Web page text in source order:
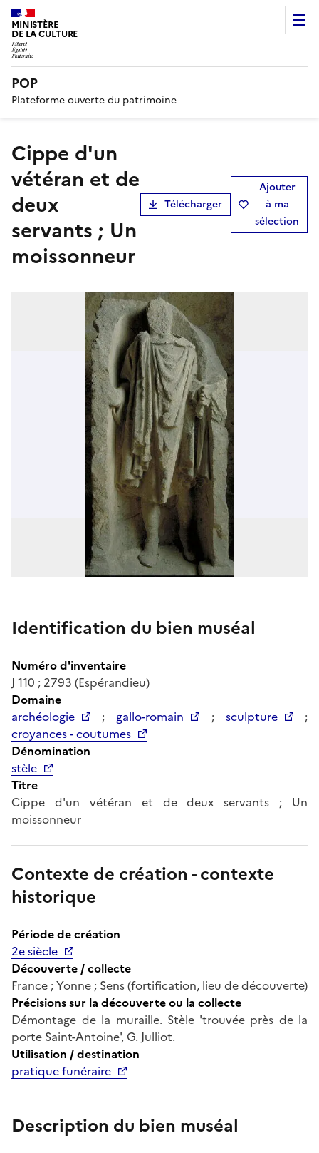
MINISTÈRE
DE LA CULTURE
POP
Plateforme ouverte du patrimoine
Cippe d'un
vétéran et de
deux
servants ; Un
moissonneur
Télécharger
Ajouter
à ma
sélection
Identification du bien muséal
Numéro d'inventaire
J 110 ; 2793 (Espérandieu)
Domaine
archéologie
; gallo-romain ; sculpture
;
croyances - coutumes
Dénomination
stèle
Titre
Cippe d'un vétéran et de deux servants ; Un
moissonneur
Contexte de création - contexte
historique
Période de création
2e siècle
Découverte / collecte
France ; Yonne ; Sens (fortification, lieu de découverte)
Précisions sur la découverte ou la collecte
Démontage de la muraille. Stèle 'trouvée près de la
porte Saint-Antoine', G. Julliot.
Utilisation / destination
pratique funéraire
Description du bien muséal